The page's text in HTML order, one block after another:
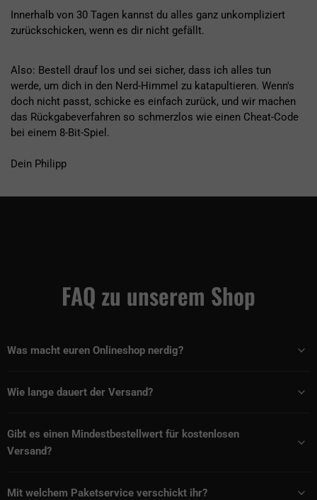
Innerhalb von 30 Tagen kannst du alles ganz unkompliziert
zurückschicken, wenn es dir nicht gefällt.
Also: Bestell drauf los und sei sicher, dass ich alles tun
werde, um dich in den Nerd-Himmel zu katapultieren. Wenn's
doch nicht passt, schicke es einfach zurück, und wir machen
das Rückgabeverfahren so schmerzlos wie einen Cheat-Code
bei einem 8-Bit-Spiel.
Dein Philipp
FAQ zu unserem Shop
Was macht euren Onlineshop nerdig?
Wie lange dauert der Versand?
Gibt es einen Mindestbestellwert für kostenlosen
Versand?
Mit welchem Paketservice verschickt ihr?